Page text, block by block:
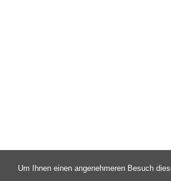
© Copyright 2003 -
Um Ihnen einen angenehmeren Besuch